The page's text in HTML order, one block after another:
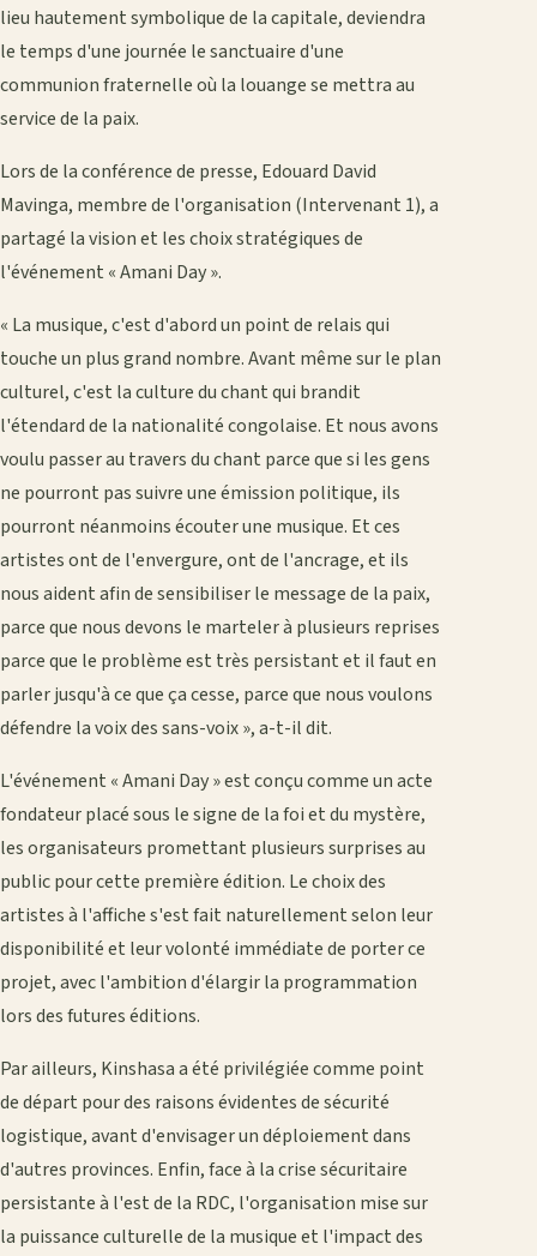
lieu hautement symbolique de la capitale, deviendra
le temps d'une journée le sanctuaire d'une
communion fraternelle où la louange se mettra au
service de la paix.
​Lors de la conférence de presse, Edouard David
Mavinga, membre de l'organisation (Intervenant 1), a
partagé la vision et les choix stratégiques de
l'événement « Amani Day ».
« La musique, c'est d'abord un point de relais qui
touche un plus grand nombre. Avant même sur le plan
culturel, c'est la culture du chant qui brandit
l'étendard de la nationalité congolaise. Et nous avons
voulu passer au travers du chant parce que si les gens
ne pourront pas suivre une émission politique, ils
pourront néanmoins écouter une musique. Et ces
artistes ont de l'envergure, ont de l'ancrage, et ils
nous aident afin de sensibiliser le message de la paix,
parce que nous devons le marteler à plusieurs reprises
parce que le problème est très persistant et il faut en
parler jusqu'à ce que ça cesse, parce que nous voulons
défendre la voix des sans-voix », a-t-il dit.
​L'événement « Amani Day » est conçu comme un acte
fondateur placé sous le signe de la foi et du mystère,
les organisateurs promettant plusieurs surprises au
public pour cette première édition. Le choix des
artistes à l'affiche s'est fait naturellement selon leur
disponibilité et leur volonté immédiate de porter ce
projet, avec l'ambition d'élargir la programmation
lors des futures éditions.
Par ailleurs, Kinshasa a été privilégiée comme point
de départ pour des raisons évidentes de sécurité
logistique, avant d'envisager un déploiement dans
d'autres provinces. Enfin, face à la crise sécuritaire
persistante à l'est de la RDC, l'organisation mise sur
la puissance culturelle de la musique et l'impact des